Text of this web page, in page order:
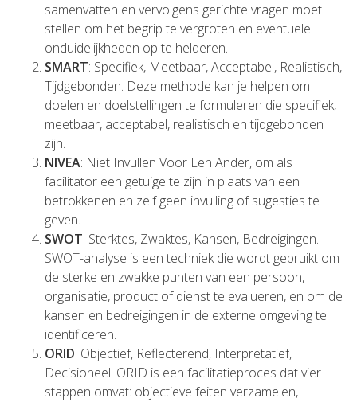
samenvatten en vervolgens gerichte vragen moet
stellen om het begrip te vergroten en eventuele
onduidelijkheden op te helderen.
SMART: Specifiek, Meetbaar, Acceptabel, Realistisch,
Tijdgebonden. Deze methode kan je helpen om
doelen en doelstellingen te formuleren die specifiek,
meetbaar, acceptabel, realistisch en tijdgebonden
zijn.
NIVEA: Niet Invullen Voor Een Ander, om als
facilitator een getuige te zijn in plaats van een
betrokkenen en zelf geen invulling of sugesties te
geven.
SWOT: Sterktes, Zwaktes, Kansen, Bedreigingen.
SWOT-analyse is een techniek die wordt gebruikt om
de sterke en zwakke punten van een persoon,
organisatie, product of dienst te evalueren, en om de
kansen en bedreigingen in de externe omgeving te
identificeren.
ORID: Objectief, Reflecterend, Interpretatief,
Decisioneel. ORID is een facilitatieproces dat vier
stappen omvat: objectieve feiten verzamelen,